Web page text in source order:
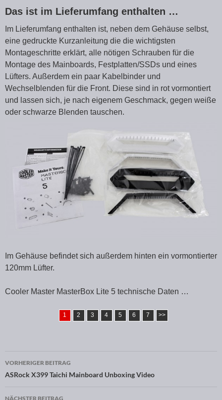
Das ist im Lieferumfang enthalten …
Im Lieferumfang enthalten ist, neben dem Gehäuse selbst,
eine gedruckte Kurzanleitung die die wichtigsten
Montageschritte erklärt, alle nötigen Schrauben für die
Montage des Mainboards, Festplatten/SSDs und eines
Lüfters. Außerdem ein paar Kabelbinder und
Wechselblenden für die Front. Diese sind in rot vormontiert
und lassen sich, je nach eigenem Geschmack, gegen weiße
oder schwarze Blenden tauschen.
Im Gehäuse befindet sich außerdem hinten ein vormontierter
120mm Lüfter.
Cooler Master MasterBox Lite 5 technische Daten …
1 2 3 4 5 6 7 >>
Beitragsnavigation
VORHERIGER BEITRAG
ASRock X399 Taichi Mainboard Unboxing Video
NÄCHSTER BEITRAG